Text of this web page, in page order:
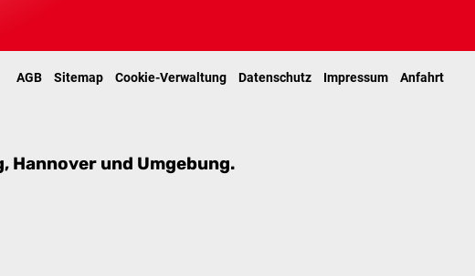
AGB Sitemap Cookie-Verwaltung Datenschutz Impressum Anfahrt
und Umgebung.